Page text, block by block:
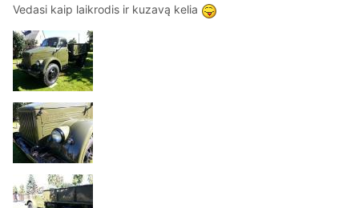
Vedasi kaip laikrodis ir kuzavą kelia